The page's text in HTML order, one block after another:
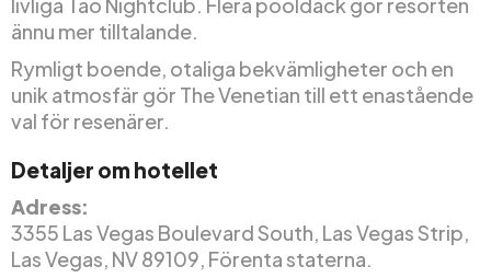
ännu mer tilltalande.
Rymligt boende, otaliga bekvämligheter och en
unik atmosfär gör The Venetian till ett enastående
val för resenärer.
Detaljer om hotellet
Adress:
3355 Las Vegas Boulevard South, Las Vegas Strip,
Las Vegas, NV 89109, Förenta staterna.